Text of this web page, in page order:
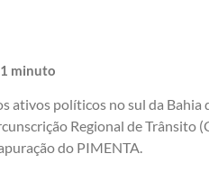
minuto
ativos políticos no sul da
Regional de Trânsito
do PIMENTA.